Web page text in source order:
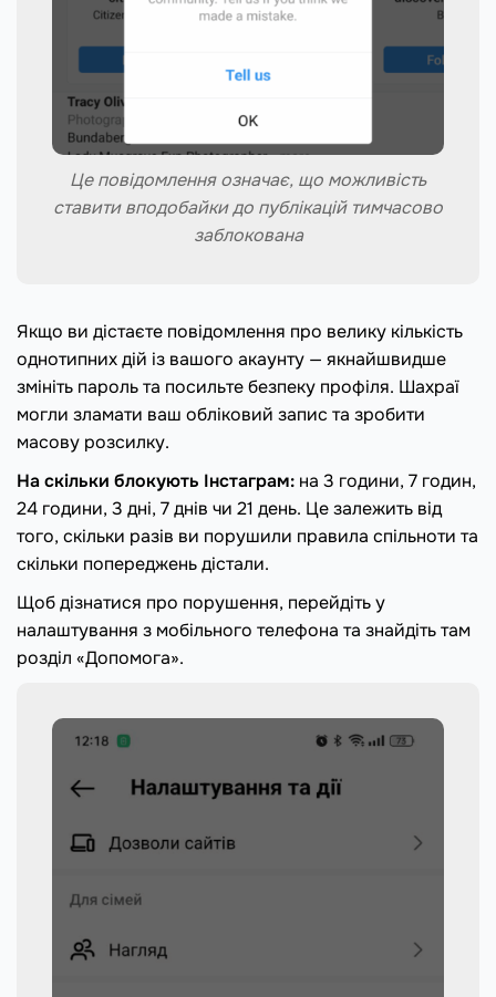
Це повідомлення означає, що можливість
ставити вподобайки до публікацій тимчасово
заблокована
Якщо ви дістаєте повідомлення про велику кількість
однотипних дій із вашого акаунту — якнайшвидше
змініть пароль та посильте безпеку профіля. Шахраї
могли зламати ваш обліковий запис та зробити
масову розсилку.
На скільки блокують Інстаграм: на 3 години, 7 годин,
24 години, 3 дні, 7 днів чи 21 день. Це залежить від
того, скільки разів ви порушили правила спільноти та
скільки попереджень дістали.
Щоб дізнатися про порушення, перейдіть у
налаштування з мобільного телефона та знайдіть там
розділ «Допомога».